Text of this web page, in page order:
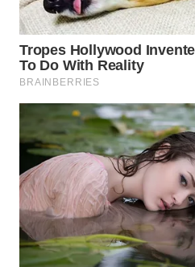
WN
BINTAN
WN
MANDALIKA
WN
LIKUPANG
WN
LABUANBAJO
WN
BORNEO